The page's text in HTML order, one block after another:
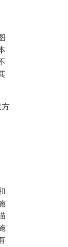
方